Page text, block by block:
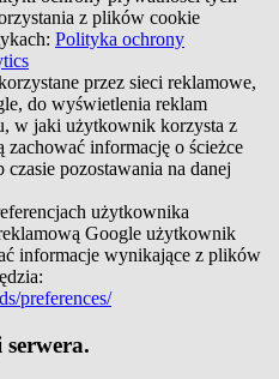
z plików cookie
Polityka ochrony
przez sieci reklamowe,
do wyświetlenia reklam
w jaki użytkownik korzysta z
informację o ścieżce
pozostawania na danej
użytkownika
Google użytkownik
informacje wynikające z plików
preferences/